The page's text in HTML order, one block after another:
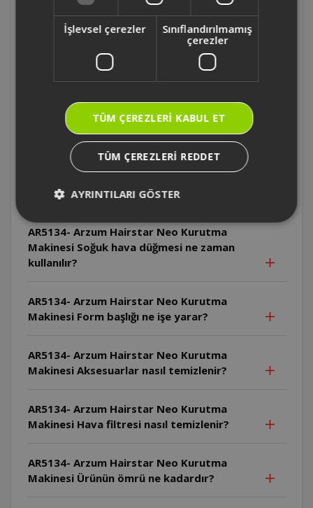
AR5134- Arzum Hairstar Neo Kurutma
Makinesi Cihaz pratik askı halkası ile nasıl
Makinesi Cihazın kablosu nasıl
saklanmalıdır?
AR5134- Arzum Hairstar Neo Kurutma
ısı ayarında kullanılabilir?
AR5134- Arzum Hairstar Neo Kurutma
Makinesi Soğuk hava düğmesi ne zaman
kullanılır?
AR5134- Arzum Hairstar Neo Kurutma
Makinesi Form başlığı ne işe yarar?
AR5134- Arzum Hairstar Neo Kurutma
Makinesi Aksesuarlar nasıl temizlenir?
AR5134- Arzum Hairstar Neo Kurutma
Makinesi Hava filtresi nasıl temizlenir?
AR5134- Arzum Hairstar Neo Kurutma
Makinesi Ürünün ömrü ne kadardır?
İşlevsel çerezler
Sınıflandırılmamış
çerezler
TÜM ÇEREZLERI KABUL ET
TÜM ÇEREZLERI REDDET
AYRINTILARI GÖSTER